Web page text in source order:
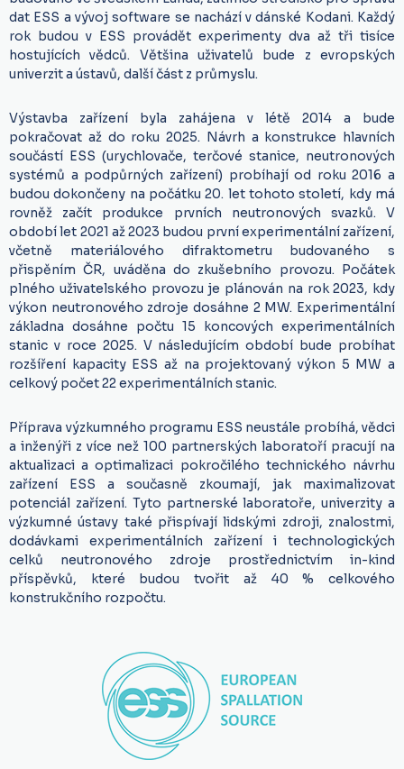
dat ESS a vývoj software se nachází v dánské Kodani. Každý
rok budou v ESS provádět experimenty dva až tři tisíce
hostujících vědců. Většina uživatelů bude z evropských
univerzit a ústavů, další část z průmyslu.
Výstavba zařízení byla zahájena v létě 2014 a bude
pokračovat až do roku 2025. Návrh a konstrukce hlavních
součástí ESS (urychlovače, terčové stanice, neutronových
systémů a podpůrných zařízení) probíhají od roku 2016 a
budou dokončeny na počátku 20. let tohoto století, kdy má
rovněž začít produkce prvních neutronových svazků. V
období let 2021 až 2023 budou první experimentální zařízení,
včetně materiálového difraktometru budovaného s
přispěním ČR, uváděna do zkušebního provozu. Počátek
plného uživatelského provozu je plánován na rok 2023, kdy
výkon neutronového zdroje dosáhne 2 MW. Experimentální
základna dosáhne počtu 15 koncových experimentálních
stanic v roce 2025. V následujícím období bude probíhat
rozšíření kapacity ESS až na projektovaný výkon 5 MW a
celkový počet 22 experimentálních stanic.
Příprava výzkumného programu ESS neustále probíhá, vědci
a inženýři z více než 100 partnerských laboratoří pracují na
aktualizaci a optimalizaci pokročilého technického návrhu
zařízení ESS a současně zkoumají, jak maximalizovat
potenciál zařízení. Tyto partnerské laboratoře, univerzity a
výzkumné ústavy také přispívají lidskými zdroji, znalostmi,
dodávkami experimentálních zařízení i technologických
celků neutronového zdroje prostřednictvím in-kind
příspěvků, které budou tvořit až 40 % celkového
konstrukčního rozpočtu.